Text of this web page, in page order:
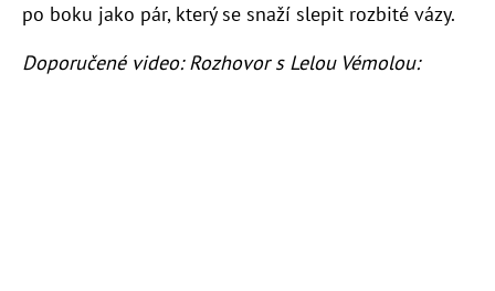
po boku jako pár, který se snaží slepit rozbité vázy.
Doporučené video: Rozhovor s Lelou Vémolou: